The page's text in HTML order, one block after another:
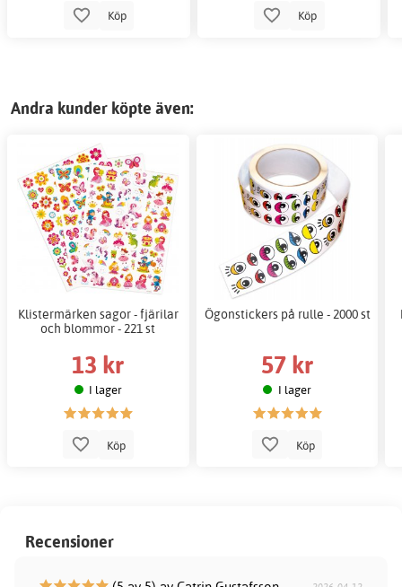
Köp Köp
Andra kunder köpte även:
Klistermärken sagor - fjärilar
och blommor - 221 st
13 kr
I lager
Köp
Ögonstickers på rulle - 2000 st
57 kr
I lager
Köp
Recensioner